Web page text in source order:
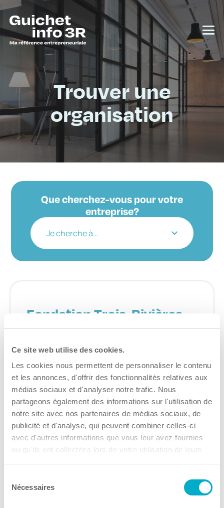
Ce site web utilise des cookies.
Les cookies nous permettent de personnaliser le contenu
et les annonces, d'offrir des fonctionnalités relatives aux
médias sociaux et d'analyser notre trafic. Nous
partageons également des informations sur l'utilisation de
notre site avec nos partenaires de médias sociaux, de
publicité et d'analyse, qui peuvent combiner celles-ci
avec d'autres informations que vous leur avez fournies
ou qu'ils ont collectées lors de votre utilisation de leurs
Nécessaires
Trouver une
organisation
Que cherchez-vous pour votre
entreprise?
Je cherche à…
Fondation Trois-Rivières
durable
Développement durable
Consulter le site Web
IDÉ Trois-Rivières